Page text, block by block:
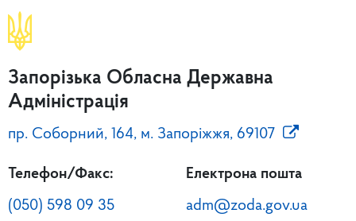
Запорізька Обласна Державна
Адміністрація
пр. Соборний, 164, м. Запоріжжя, 69107
Телефон/Факс:
(050) 598 09 35
Електрона пошта
adm@zoda.gov.ua